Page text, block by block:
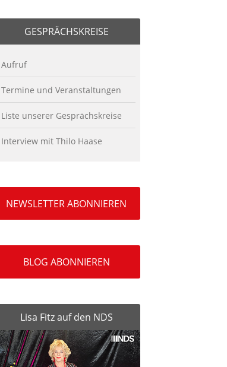
GESPRÄCHSKREISE
Aufruf
Termine und Veranstaltungen
Liste unserer Gesprächskreise
Interview mit Thilo Haase
NEWSLETTER ABONNIEREN
BLOG ABONNIEREN
Lisa Fitz auf den NDS